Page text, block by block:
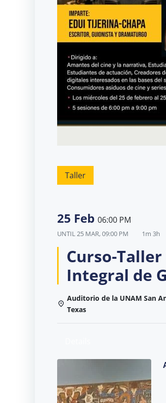
Taller
25 Feb 06:00 PM
UNTIL25 MAR, 09:00 PM 1m 3h
Curso-
Integral de
Auditorio de la UNAM San
Texas